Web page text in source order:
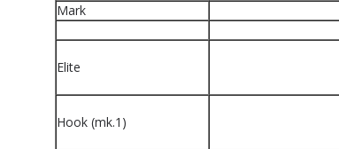
Mark
Elite
Hook (mk.1)